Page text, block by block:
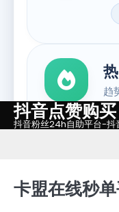
Skip抖音点赞购买
抖音粉丝24h自助平台-抖
卡盟在线秒